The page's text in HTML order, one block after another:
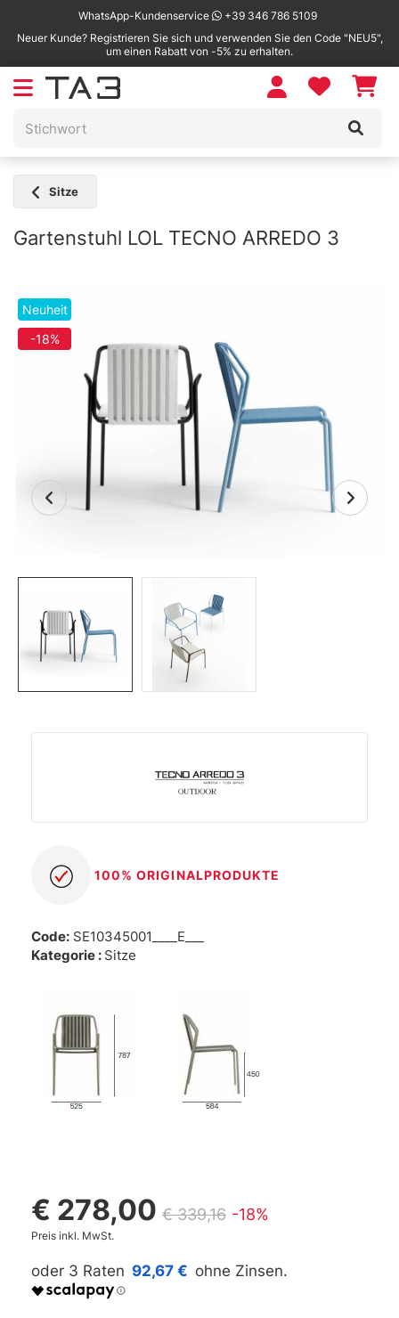
WhatsApp-Kundenservice
+39 346 786 5109
Neuer Kunde? Registrieren Sie sich und verwenden Sie den Code "NEU5",
um einen Rabatt von -5% zu erhalten.
Sitze
Gartenstuhl LOL TECNO ARREDO 3
Neuheit
-18%
100% ORIGINALPRODUKTE
Code: SE10345001____E___
Kategorie : Sitze
€ 278,00 € 339,16 -18%
Preis inkl. MwSt.
92,67 €